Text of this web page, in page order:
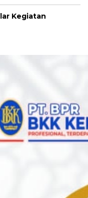
Kegiatan